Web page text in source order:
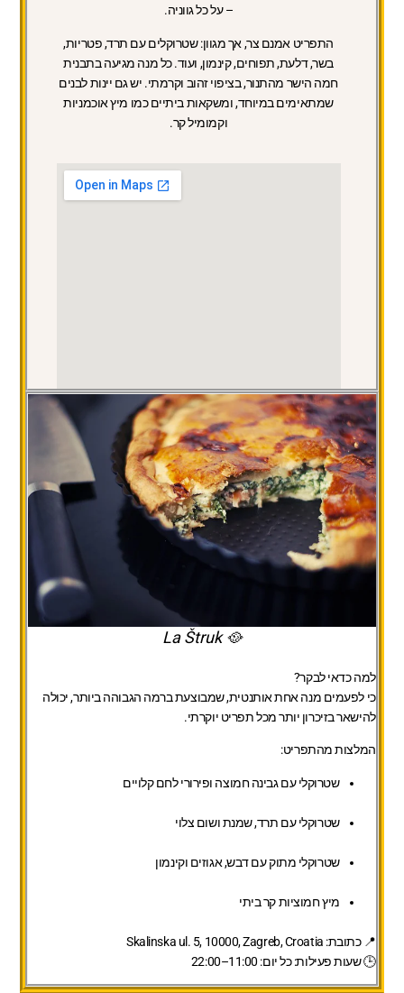
– על כל גווניה.
התפריט אמנם צר, אך מגוון: שטרוקלים עם תרד, פטריות,
בשר, דלעת, תפוחים, קינמון, ועוד. כל מנה מגיעה בתבנית
חמה הישר מהתנור, בציפוי זהוב וקרמתי. יש גם יינות לבנים
שמתאימים במיוחד, ומשקאות ביתיים כמו מיץ אוכמניות
וקמומיל קר.
🥘 La Štruk
למה כדאי לבקר?
כי לפעמים מנה אחת אותנטית, שמבוצעת ברמה הגבוהה ביותר, יכולה
להישאר בזיכרון יותר מכל תפריט יוקרתי.
המלצות מהתפריט:
שטרוקלי עם גבינה חמוצה ופירורי לחם קלויים
שטרוקלי עם תרד, שמנת ושום צלוי
שטרוקלי מתוק עם דבש, אגוזים וקינמון
מיץ חמוציות קר ביתי
📍כתובת:
🕒שעות פעילות:כל יום: 11:00–22:00